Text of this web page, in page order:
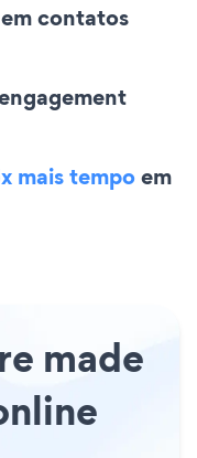
contatos
mais tempoem
made